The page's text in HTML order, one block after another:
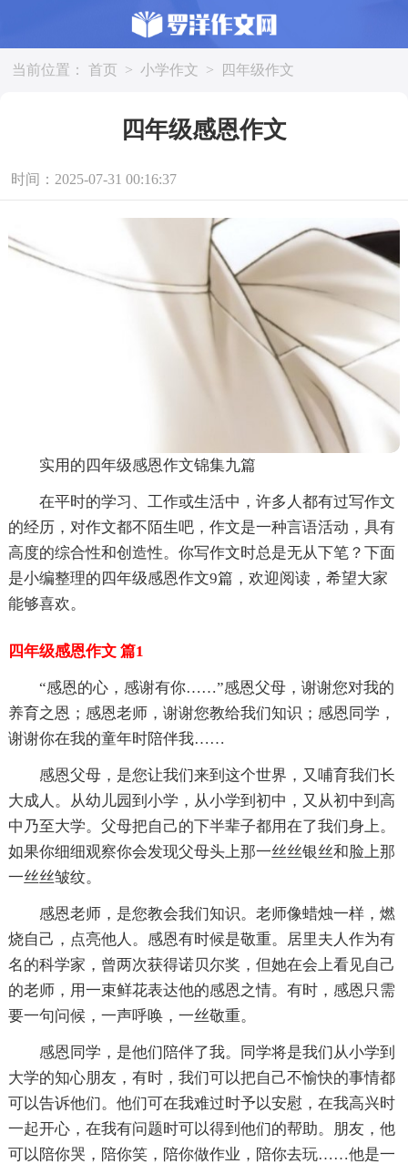
当前位置： 首页 > 小学作文 > 四年级作文
四年级感恩作文
时间：2025-07-31 00:16:37
实用的四年级感恩作文锦集九篇
在平时的学习、工作或生活中，许多人都有过写作文
的经历，对作文都不陌生吧，作文是一种言语活动，具有
高度的综合性和创造性。你写作文时总是无从下笔？下面
是小编整理的四年级感恩作文9篇，欢迎阅读，希望大家
能够喜欢。
四年级感恩作文 篇1
“感恩的心，感谢有你……”感恩父母，谢谢您对我的
养育之恩；感恩老师，谢谢您教给我们知识；感恩同学，
谢谢你在我的童年时陪伴我……
感恩父母，是您让我们来到这个世界，又哺育我们长
大成人。从幼儿园到小学，从小学到初中，又从初中到高
中乃至大学。父母把自己的下半辈子都用在了我们身上。
如果你细细观察你会发现父母头上那一丝丝银丝和脸上那
一丝丝皱纹。
感恩老师，是您教会我们知识。老师像蜡烛一样，燃
烧自己，点亮他人。感恩有时候是敬重。居里夫人作为有
名的科学家，曾两次获得诺贝尔奖，但她在会上看见自己
的老师，用一束鲜花表达他的感恩之情。有时，感恩只需
要一句问候，一声呼唤，一丝敬重。
感恩同学，是他们陪伴了我。同学将是我们从小学到
大学的知心朋友，有时，我们可以把自己不愉快的事情都
可以告诉他们。他们可在我难过时予以安慰，在我高兴时
一起开心，在我有问题时可以得到他们的帮助。朋友，他
可以陪你哭，陪你笑，陪你做作业，陪你去玩……他是一